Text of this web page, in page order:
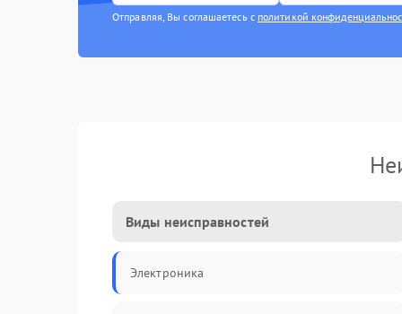
Отправляя, Вы соглашаетесь с политикой
Виды неисправностей
Электроника